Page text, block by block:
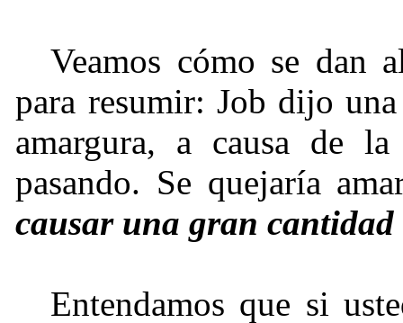
Veamos cómo se dan
para resumir: Job dijo
amargura, a causa de
pasando. Se quejaría
causar una gran cantidad
Entendamos que si